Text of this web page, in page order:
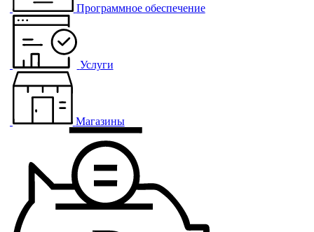
Программное обеспечение
Услуги
Магазины